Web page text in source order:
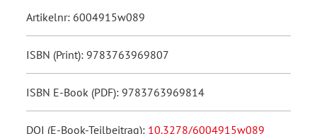
Artikelnr: 6004915w089
ISBN (Print): 9783763969807
ISBN E-Book (PDF): 9783763969814
DOI (E-Book-Teilbeitrag): 10.3278/6004915w089